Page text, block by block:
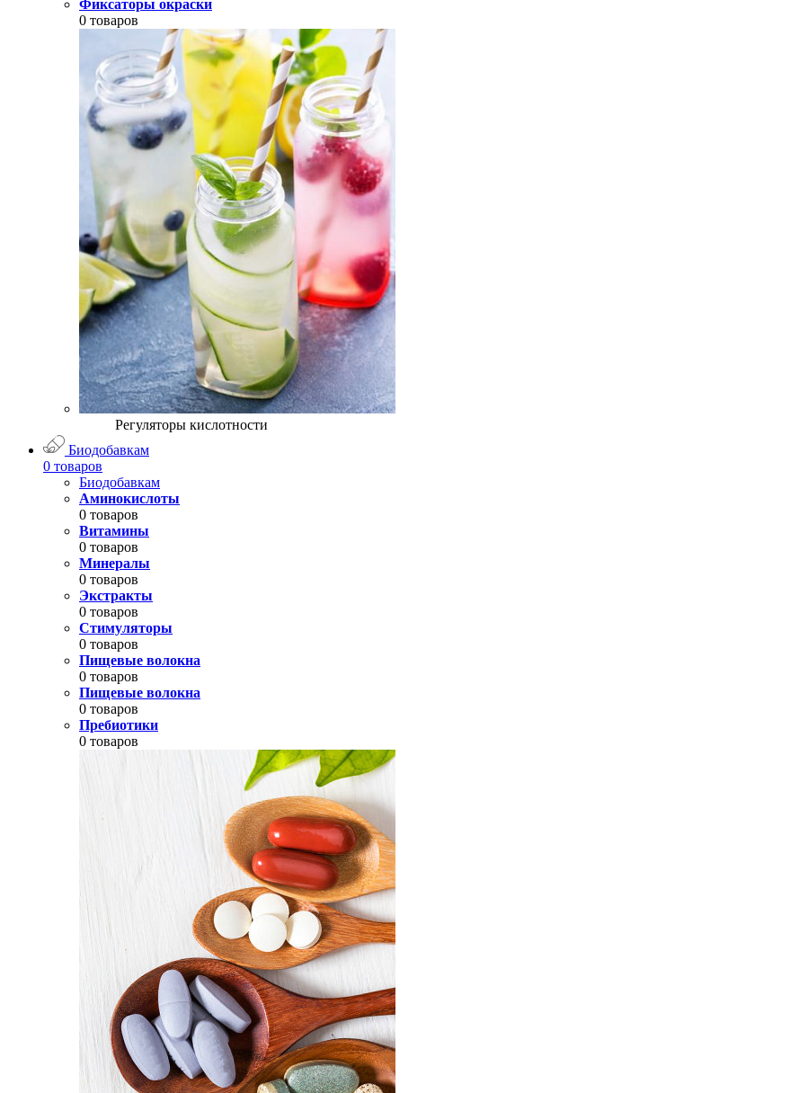
Фиксаторы окраски
0 товаров
Регуляторы кислотности
Биодобавкам
0 товаров
Биодобавкам
Аминокислоты
0 товаров
Витамины
0 товаров
Минералы
0 товаров
Экстракты
0 товаров
Стимуляторы
0 товаров
Пищевые волокна
0 товаров
Пищевые волокна
0 товаров
Пребиотики
0 товаров